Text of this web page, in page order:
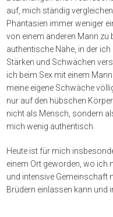
auf, mich ständig
Phantasien immer weniger
von einem anderen Mann zu
authentische Nähe, in der
Stärken und Schwächen
ich beim Sex mit einem
meine eigene Schwäche
nur auf den hübschen
nicht als Mensch, sondern
mich wenig authentisch.
Heute ist für mich
einem Ort geworden, wo
und intensive Gemeinschaft
Brüdern einlassen kann und